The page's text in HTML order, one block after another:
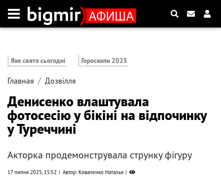
Яке свято сьогодні Гороскопи 2025
Главная Дозвілля
Денисенко влаштувала
фотосесію у бікіні на відпочинку
у Туреччині
Акторка продемонструвала струнку фігуру
17 липня 2025, 15:52 Автор: Коваленко Наталья